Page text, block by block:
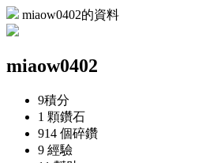
miaow0402的資料
miaow0402
9積分
1 顆鑽石
914 個碎鑽
9 經驗